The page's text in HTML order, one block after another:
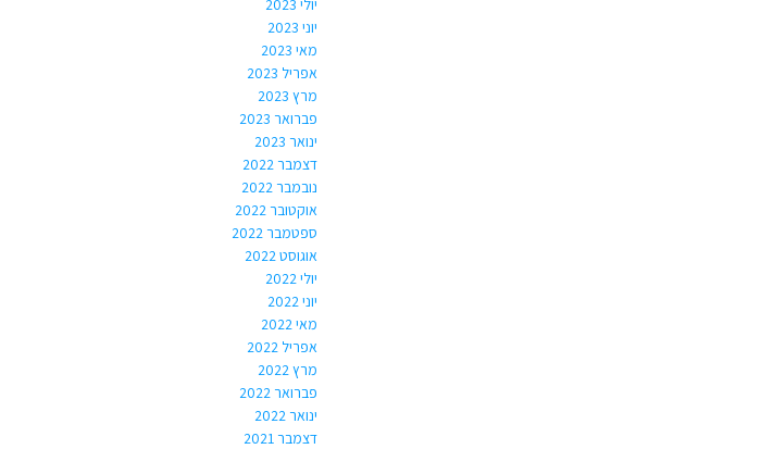
יוני 2023
מאי 2023
אפריל 2023
מרץ 2023
פברואר 2023
ינואר 2023
דצמבר 2022
נובמבר 2022
אוקטובר 2022
ספטמבר 2022
אוגוסט 2022
יולי 2022
יוני 2022
מאי 2022
אפריל 2022
מרץ 2022
פברואר 2022
ינואר 2022
דצמבר 2021